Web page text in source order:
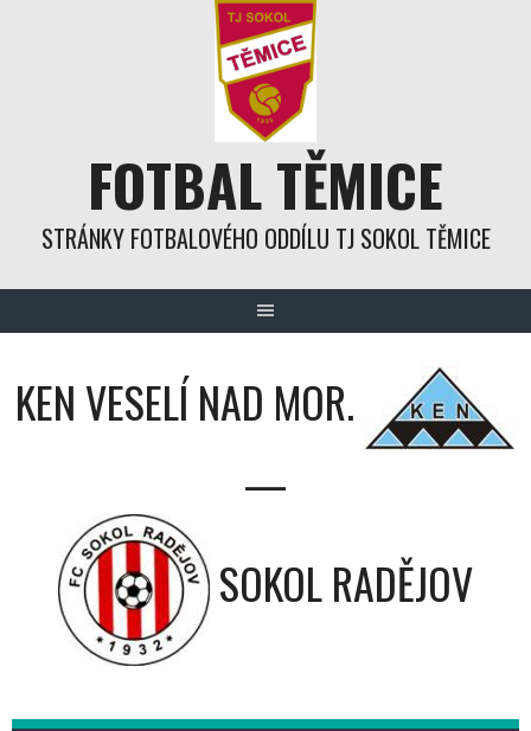
FOTBAL TĚMICE
STRÁNKY FOTBALOVÉHO ODDÍLU TJ SOKOL TĚMICE
KEN VESELÍ NAD MOR.
—
SOKOL RADĚJOV